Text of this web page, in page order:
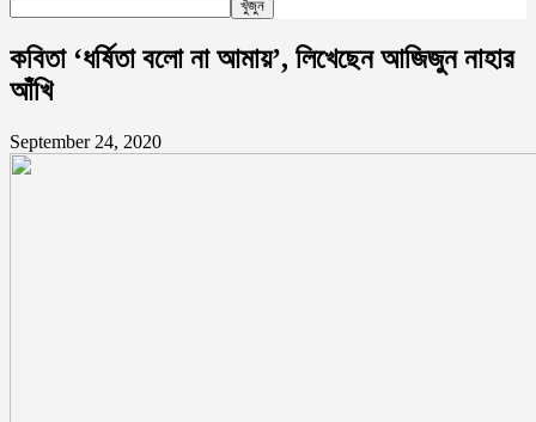
কবিতা ‘ধর্ষিতা বলো না আমায়’, লিখেছেন আজিজুন নাহার
আঁখি
September 24, 2020